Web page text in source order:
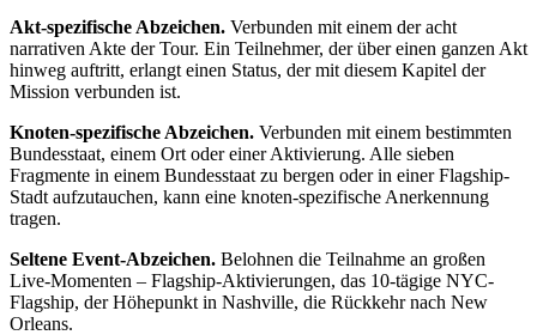
Akt-spezifische Abzeichen. Verbunden mit einem der acht
narrativen Akte der Tour. Ein Teilnehmer, der über einen ganzen Akt
hinweg auftritt, erlangt einen Status, der mit diesem Kapitel der
Mission verbunden ist.
Knoten-spezifische Abzeichen. Verbunden mit einem bestimmten
Bundesstaat, einem Ort oder einer Aktivierung. Alle sieben
Fragmente in einem Bundesstaat zu bergen oder in einer Flagship-
Stadt aufzutauchen, kann eine knoten-spezifische Anerkennung
tragen.
Seltene Event-Abzeichen. Belohnen die Teilnahme an großen
Live-Momenten – Flagship-Aktivierungen, das 10-tägige NYC-
Flagship, der Höhepunkt in Nashville, die Rückkehr nach New
Orleans.